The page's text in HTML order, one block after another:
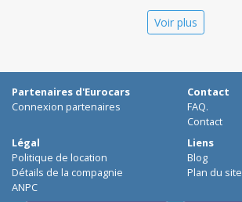
Galati
Suceava
Focsani
Targoviste
Ploiesti
Craiova
Voir plus
Partenaires d'Eurocars
Connexion partenaires
Contact
FAQ.
Contact
Légal
Politique de location
Détails de la compagnie
ANPC
Liens
Blog
Plan du site